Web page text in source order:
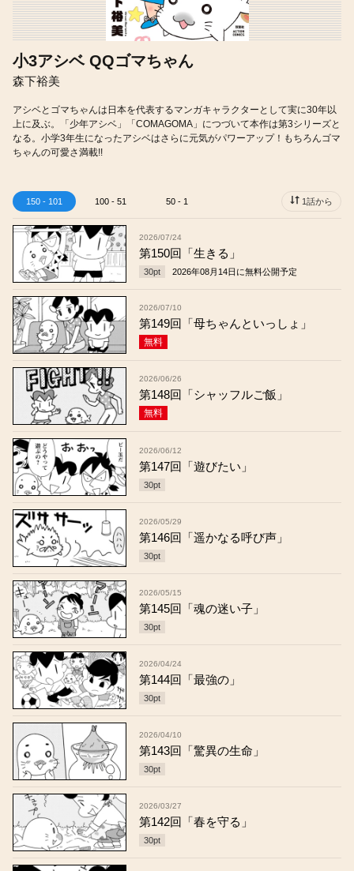
小3アシベ QQゴマちゃん
森下裕美
アシベとゴマちゃんは日本を代表するマンガキャラクターとして実に30年以
上に及ぶ。「少年アシベ」「COMAGOMA」につづいて本作は第3シリーズと
なる。小学3年生になったアシベはさらに元気がパワーアップ！もちろんゴマ
ちゃんの可愛さ満載!!
150 - 101 100 - 51 50 - 1 1話から
2026/07/24
第150回「生きる」
30pt 2026年08月14日 に無料公開予定
2026/07/10
第149回「母ちゃんといっしょ」
無料
2026/06/26
第148回「シャッフルご飯」
無料
2026/06/12
第147回「遊びたい」
30pt
2026/05/29
第146回「遥かなる呼び声」
30pt
2026/05/15
第145回「魂の迷い子」
30pt
2026/04/24
第144回「最強の」
30pt
2026/04/10
第143回「驚異の生命」
30pt
2026/03/27
第142回「春を守る」
30pt